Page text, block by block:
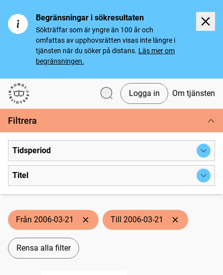
Begränsningar i sökresultaten
Sökträffar som är yngre än 100 år och
omfattas av upphovsrätten visas inte längre i
tjänsten när du söker på distans. Läs mer om
begränsningen.
Svenska tidningar
Logga in Om tjänsten
Filtrera
Tidsperiod
Titel
Från 2006-03-21 Till 2006-03-21
Rensa alla filter